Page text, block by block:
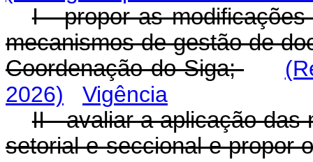
I - propor as
mecanismos de gestão de
Coordenação do Siga;
2026)
Vigência
II - avaliar a aplicação das
setorial e seccional e propor